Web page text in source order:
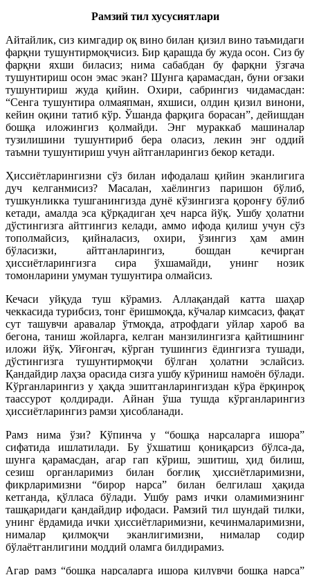
Рамзий тил хусусиятлари
Айтайлик, сиз кимгадир оқ вино билан қизил вино таъмидаги
фарқни тушунтирмоқчисиз. Бир қарашда бу жуда осон. Сиз бу
фарқни яхши биласиз; нима сабабдан бу фарқни ўзгача
тушунтириш осон эмас экан? Шунга қарамасдан, буни оғзаки
тушунтириш жуда қийин. Охири, сабрингиз чидамасдан:
“Сенга тушунтира олмаяпман, яхшиси, олдин қизил винони,
кейин оқини татиб кўр. Ўшанда фарқига борасан”, дейишдан
бошқа иложингиз қолмайди. Энг мураккаб машиналар
тузилишини тушунтириб бера оласиз, лекин энг оддий
таъмни тушунтириш учун айтганларингиз бекор кетади.
Ҳиссиётларингизни сўз билан ифодалаш қийин эканлигига
дуч келганмисиз? Масалан, хаёлингиз паришон бўлиб,
тушкунликка тушганингизда дунё кўзингизга қоронғу бўлиб
кетади, амалда эса қўрқадиган ҳеч нарса йўқ. Ушбу ҳолатни
дўстингизга айтгингиз келади, аммо ифода қилиш учун сўз
тополмайсиз, қийналасиз, охири, ўзингиз ҳам амин
бўласизки, айтганларингиз, бошдан кечирган
ҳиссиётларингизга сира ўхшамайди, унинг нозик
томонларини умуман тушунтира олмайсиз.
Кечаси уйқуда туш кўрамиз. Аллақандай катта шаҳар
чеккасида турибсиз, тонг ёришмоқда, кўчалар кимсасиз, фақат
сут ташувчи аравалар ўтмоқда, атрофдаги уйлар хароб ва
бегона, таниш жойларга, келган манзилингизга қайтишнинг
иложи йўқ. Уйғонгач, кўрган тушингиз ёдингизга тушади,
дўстингизга тушунтирмоқчи бўлган ҳолатни эслайсиз.
Қандайдир лаҳза орасида сизга ушбу кўриниш намоён бўлади.
Кўрганларингиз у ҳақда эшитганларингиздан кўра ёрқинроқ
таассурот қолдиради. Айнан ўша тушда кўрганларингиз
ҳиссиётларингиз рамзи ҳисобланади.
Рамз нима ўзи? Кўпинча у “бошқа нарсаларга ишора”
сифатида ишлатилади. Бу ўхшатиш қониқарсиз бўлса-да,
шунга қарамасдан, агар гап кўриш, эшитиш, ҳид билиш,
сезиш органларимиз билан боғлиқ ҳиссиётларимизни,
фикрларимизни “бирор нарса” билан белгилаш ҳақида
кетганда, қўлласа бўлади. Ушбу рамз ички оламимизнинг
ташқаридаги қандайдир ифодаси. Рамзий тил шундай тилки,
унинг ёрдамида ички ҳиссиётларимизни, кечинмаларимизни,
нималар қилмоқчи эканлигимизни, нималар содир
бўлаётганлигини моддий оламга билдирамиз.
Агар рамз “бошқа нарсаларга ишора қилувчи бошқа нарса”